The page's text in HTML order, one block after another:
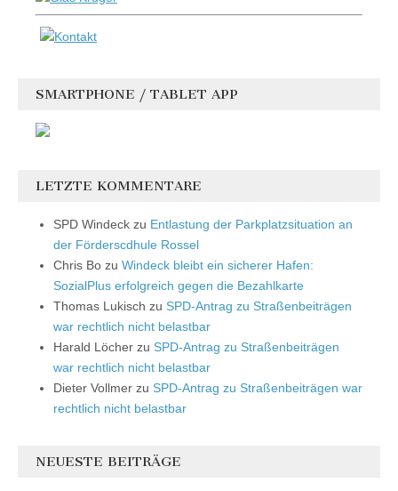
SMARTPHONE / TABLET APP
LETZTE KOMMENTARE
SPD Windeck zu Entlastung der Parkplatzsituation an
der Förderscdhule Rossel
Chris Bo zu Windeck bleibt ein sicherer Hafen:
SozialPlus erfolgreich gegen die Bezahlkarte
Thomas Lukisch zu SPD-Antrag zu Straßenbeiträgen
war rechtlich nicht belastbar
Harald Löcher zu SPD-Antrag zu Straßenbeiträgen
war rechtlich nicht belastbar
Dieter Vollmer zu SPD-Antrag zu Straßenbeiträgen war
rechtlich nicht belastbar
NEUESTE BEITRÄGE